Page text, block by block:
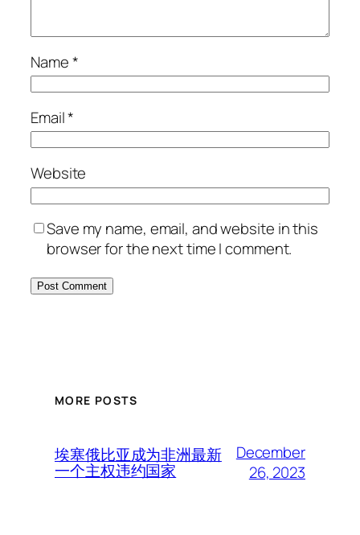
Name*
Email*
Website
Save my name, email, and website in this
browser for the next time I comment.
MORE POSTS
埃塞俄比亚成为非洲最新
一个主权违约国家
December
26, 2023